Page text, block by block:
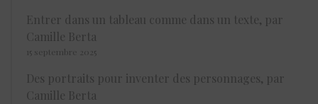
Entrer dans un tableau comme dans un texte, par
Camille Berta
15 septembre 2025
Des portraits pour inventer des personnages, par
Camille Berta